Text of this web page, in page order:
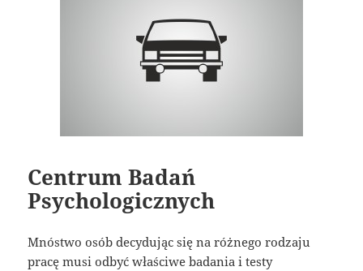
Centrum Badań
Psychologicznych
Mnóstwo osób decydując się na różnego rodzaju
pracę musi odbyć właściwe badania i testy